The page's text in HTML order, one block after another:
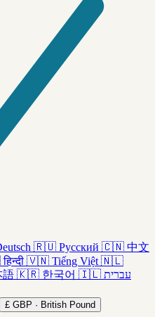
🇷🇺 Русский 🇨🇳 中文
हिन्दी 🇻🇳 Tiếng Việt 🇳🇱
語 🇰🇷 한국어 🇮🇱 עברית
£ GBP · British Pound